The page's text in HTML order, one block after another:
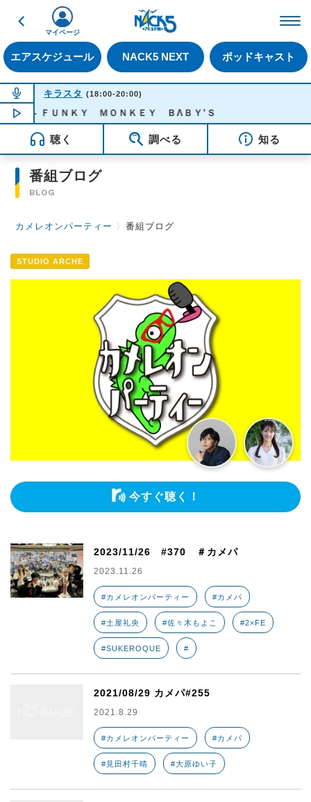
戻る
エアスケジュール NACK5 NEXT ポッドキャスト
マイページ
NOW ON AIR
キラスタ (18:00-20:00)
NOW PLAYING19:15
子 - ＦＵＮＫＹ ＭＯＮＫＥＹ ＢΛＢＹ’Ｓ
聴く 調べる 知る
番組ブログ
BLOG
カメレオンパーティー 〉番組ブログ
STUDIO ARCHE
今すぐ聴く！
2023/11/26 #370 ＃カメパ
2023.11.26
#カメレオンパーティー #カメパ
#土屋礼央 #佐々木もよこ #2×FE
#SUKEROQUE #
2021/08/29 カメパ#255
2021.8.29
#カメレオンパーティー #カメパ
#見田村千晴 #大原ゆい子